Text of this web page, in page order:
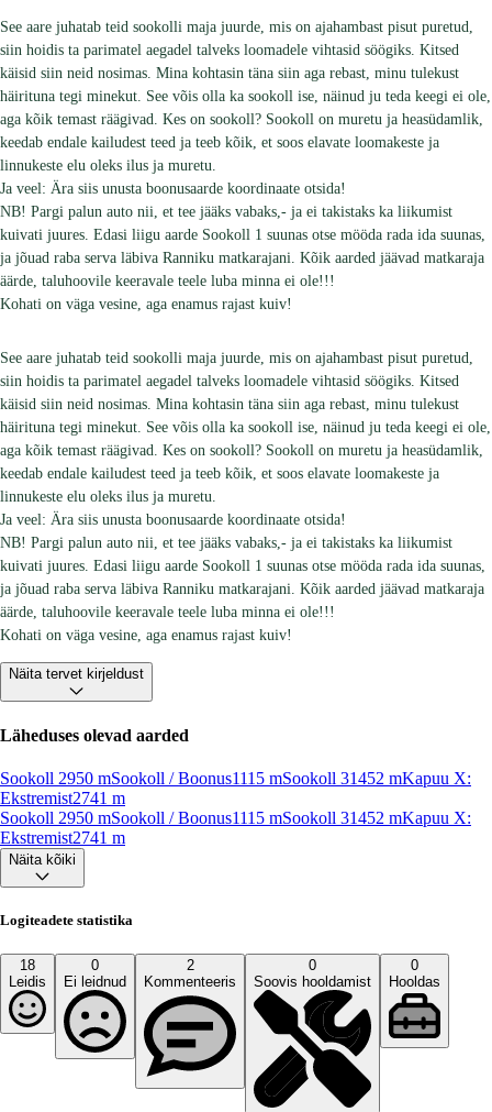
See aare juhatab teid sookolli maja juurde, mis on ajahambast pisut puretud,
siin hoidis ta parimatel aegadel talveks loomadele vihtasid söögiks. Kitsed
käisid siin neid nosimas. Mina kohtasin täna siin aga rebast, minu tulekust
häirituna tegi minekut. See võis olla ka sookoll ise, näinud ju teda keegi ei ole,
aga kõik temast räägivad. Kes on sookoll? Sookoll on muretu ja heasüdamlik,
keedab endale kailudest teed ja teeb kõik, et soos elavate loomakeste ja
linnukeste elu oleks ilus ja muretu.
Ja veel: Ära siis unusta boonusaarde koordinaate otsida!
NB! Pargi palun auto nii, et tee jääks vabaks,- ja ei takistaks ka liikumist
kuivati juures. Edasi liigu aarde Sookoll 1 suunas otse mööda rada ida suunas,
ja jõuad raba serva läbiva Ranniku matkarajani. Kõik aarded jäävad matkaraja
äärde, taluhoovile keeravale teele luba minna ei ole!!!
Kohati on väga vesine, aga enamus rajast kuiv!
See aare juhatab teid sookolli maja juurde, mis on ajahambast pisut puretud,
siin hoidis ta parimatel aegadel talveks loomadele vihtasid söögiks. Kitsed
käisid siin neid nosimas. Mina kohtasin täna siin aga rebast, minu tulekust
häirituna tegi minekut. See võis olla ka sookoll ise, näinud ju teda keegi ei ole,
aga kõik temast räägivad. Kes on sookoll? Sookoll on muretu ja heasüdamlik,
keedab endale kailudest teed ja teeb kõik, et soos elavate loomakeste ja
linnukeste elu oleks ilus ja muretu.
Ja veel: Ära siis unusta boonusaarde koordinaate otsida!
NB! Pargi palun auto nii, et tee jääks vabaks,- ja ei takistaks ka liikumist
kuivati juures. Edasi liigu aarde Sookoll 1 suunas otse mööda rada ida suunas,
ja jõuad raba serva läbiva Ranniku matkarajani. Kõik aarded jäävad matkaraja
äärde, taluhoovile keeravale teele luba minna ei ole!!!
Kohati on väga vesine, aga enamus rajast kuiv!
Näita tervet kirjeldust
Läheduses olevad aarded
Sookoll 2950 mSookoll / Boonus1115 mSookoll 31452 mKapuu X:
Ekstremist2741 m
Sookoll 2950 mSookoll / Boonus1115 mSookoll 31452 mKapuu X:
Ekstremist2741 m
Näita kõiki
Logiteadete statistika
18
Leidis
0
Ei leidnud
2
Kommenteeris
0
Soovis hooldamist
0
Hooldas